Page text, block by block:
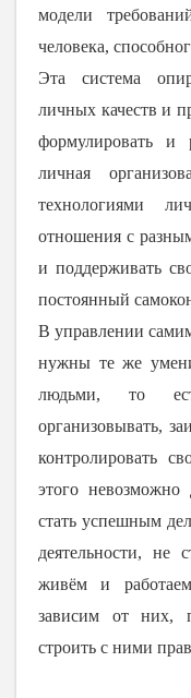
модели
человека,
Эта система
личных качеств и
формулировать и
личная
технологиями
отношения с
и поддерживать
постоянный
В управлении
нужны те же
людьми, то
организовывать,
контролировать
этого невозможно
стать успешным
деятельности,
живём и
зависим от них,
строить с ними